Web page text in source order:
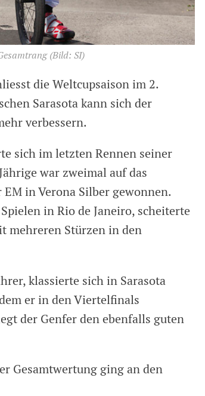
(Bild: SI)
die Weltcupsaison im 2.
Sarasota kann sich der
verbessern.
sich im letzten Rennen seiner
war zweimal auf das
in Verona Silber gewonnen.
in Rio de Janeiro, scheiterte
mehreren Stürzen in den
klassierte sich in Sarasota
er in den Viertelfinals
der Genfer den ebenfalls guten
Gesamtwertung ging an den